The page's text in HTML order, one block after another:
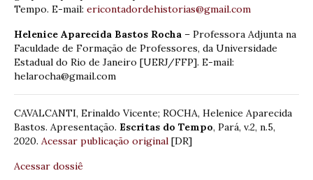
Tempo. E-mail: ericontadordehistorias@gmail.com
Helenice Aparecida Bastos Rocha – Professora Adjunta na
Faculdade de Formação de Professores, da Universidade
Estadual do Rio de Janeiro [UERJ/FFP]. E-mail:
helarocha@gmail.com
CAVALCANTI, Erinaldo Vicente; ROCHA, Helenice Aparecida
Bastos. Apresentação. Escritas do Tempo, Pará, v.2, n.5,
2020. Acessar publicação original [DR]
Acessar dossiê